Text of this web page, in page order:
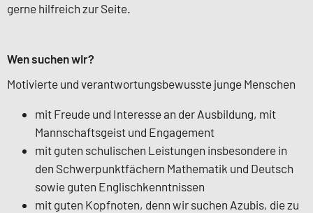
gerne hilfreich zur Seite.
Wen suchen wir?
Motivierte und verantwortungsbewusste junge Menschen
mit Freude und Interesse an der Ausbildung, mit
Mannschaftsgeist und Engagement
mit guten schulischen Leistungen insbesondere in
den Schwerpunktfächern Mathematik und Deutsch
sowie guten Englischkenntnissen
mit guten Kopfnoten, denn wir suchen Azubis, die zu